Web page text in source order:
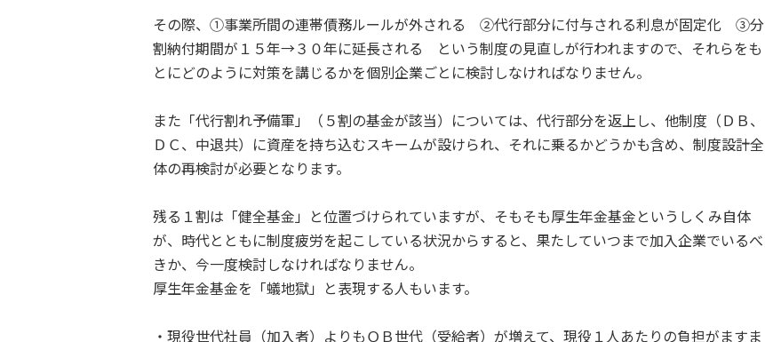
その際、①事業所間の連帯債務ルールが外される ②代行部分に付与される利息が固定化 ③分
割納付期間が１５年→３０年に延長される という制度の見直しが行われますので、それらをも
とにどのように対策を講じるかを個別企業ごとに検討しなければなりません。
また「代行割れ予備軍」（５割の基金が該当）については、代行部分を返上し、他制度（ＤＢ、
ＤＣ、中退共）に資産を持ち込むスキームが設けられ、それに乗るかどうかも含め、制度設計全
体の再検討が必要となります。
残る１割は「健全基金」と位置づけられていますが、そもそも厚生年金基金というしくみ自体
が、時代とともに制度疲労を起こしている状況からすると、果たしていつまで加入企業でいるべ
きか、今一度検討しなければなりません。
厚生年金基金を「蟻地獄」と表現する人もいます。
・現役世代社員（加入者）よりもＯＢ世代（受給者）が増えて、現役１人あたりの負担がますま